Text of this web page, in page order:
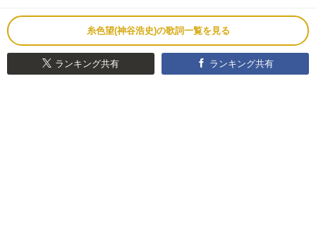
糸色望(神谷浩史)の歌詞一覧を見る
ランキング共有 ランキング共有